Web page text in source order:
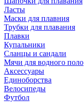
Ласты
Маски для плавния
Трубки для плавания
Плавки
Купальники
Сланцы и сандали
Мячи для водного поло
Аксессуары
Единоборства
Велосипеды
Футбол